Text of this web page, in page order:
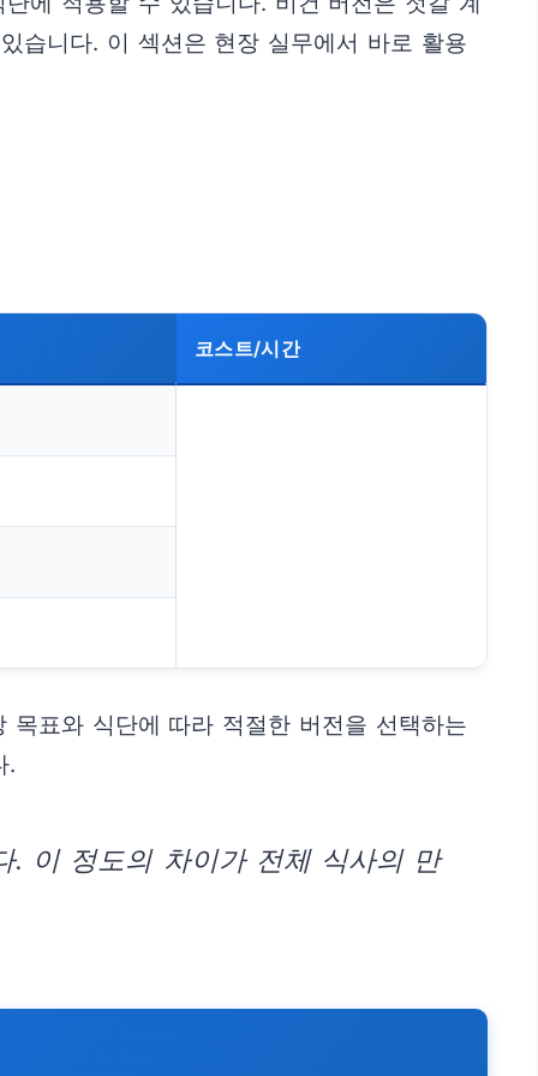
습니다. 이 섹션은 현장 실무에서 바로 활용
코스트/시간
표와 식단에 따라 적절한 버전을 선택하는
.
. 이 정도의 차이가 전체 식사의 만